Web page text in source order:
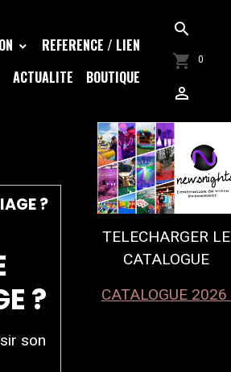
REFERENCE / LIEN
ACTUALITE BOUTIQUE
0
?
?
son
TELECHARGER LE
CATALOGUE
CATALOGUE 2026